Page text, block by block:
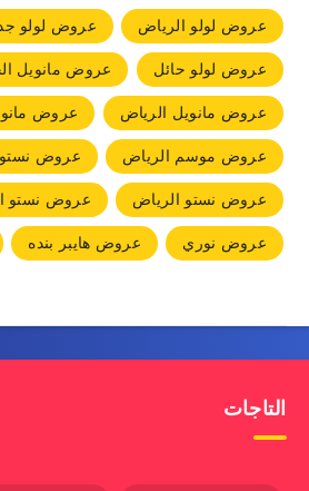
عروض لولو الرياض
عروض لولو
عروض لولو حائل
عروض مانويل
عروض مانويل الرياض
عروض
عروض موسم الرياض
عروض نستو
عروض نستو الرياض
عروض نستو
عروض نوري
عروض هايبر بنده
التاجات